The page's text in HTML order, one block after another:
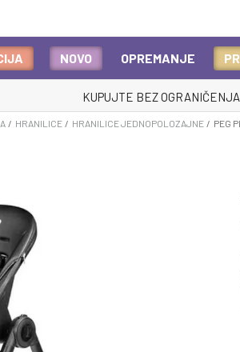
NOVO OPREMANJE
KUPUJTE BEZ
HRANILICE HRANILICE JEDNOPOLOZAJNE PEG